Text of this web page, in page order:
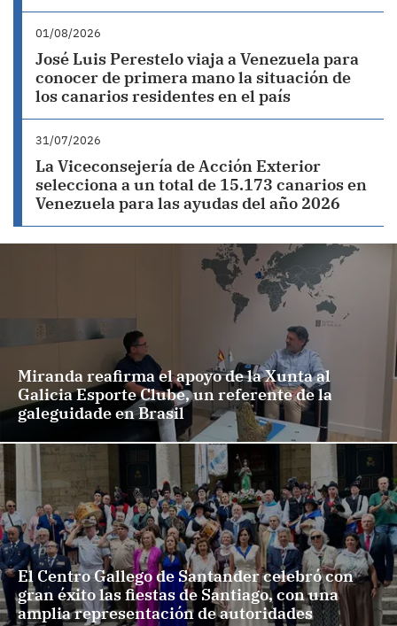
01/08/2026
José Luis Perestelo viaja a Venezuela para
conocer de primera mano la situación de
los canarios residentes en el país
31/07/2026
La Viceconsejería de Acción Exterior
selecciona a un total de 15.173 canarios en
Venezuela para las ayudas del año 2026
Miranda reafirma el apoyo de la Xunta al
Galicia Esporte Clube, un referente de la
galeguidade en Brasil
El Centro Gallego de Santander celebró con
gran éxito las fiestas de Santiago, con una
amplia representación de autoridades